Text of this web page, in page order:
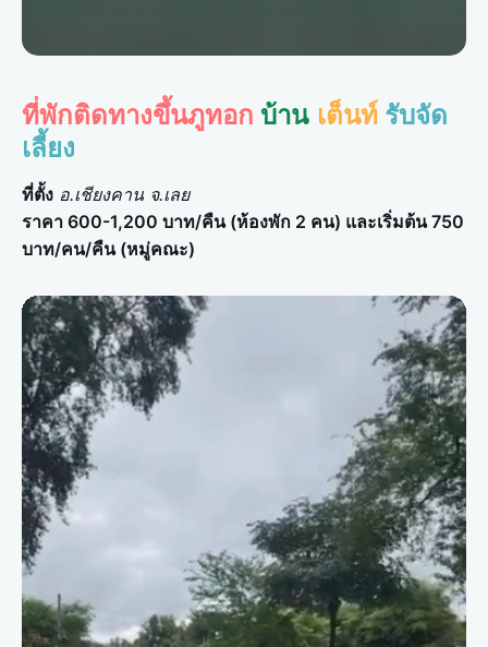
ที่พักติดทางขึ้นภูทอก บ้าน เต็นท์ รับจัด
เลี้ยง
ที่ตั้ง อ.เชียงคาน จ.เลย
ราคา 600-1,200 บาท/คืน (ห้องพัก 2 คน) และเริ่มต้น 750
บาท/คน/คืน (หมู่คณะ)